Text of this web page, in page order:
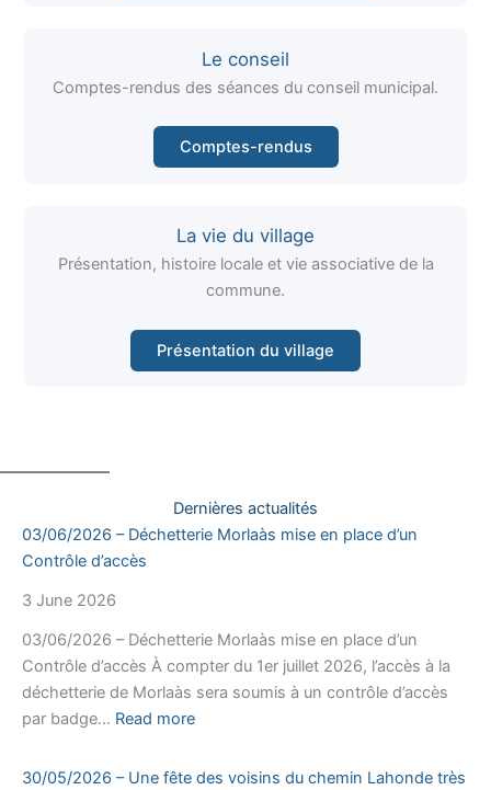
Le conseil
Comptes-rendus des séances du conseil municipal.
Comptes-rendus
La vie du village
Présentation, histoire locale et vie associative de la
commune.
Présentation du village
Dernières actualités
03/06/2026 – Déchetterie Morlaàs mise en place d’un
Contrôle d’accès
3 June 2026
03/06/2026 – Déchetterie Morlaàs mise en place d’un
Contrôle d’accès À compter du 1er juillet 2026, l’accès à la
déchetterie de Morlaàs sera soumis à un contrôle d’accès
par badge… Read more:
–
30/05/2026 – Une fête des voisins du chemin Lahonde très